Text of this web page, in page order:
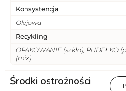
Konsystencja
Olejowa
Recykling
OPAKOWANIE (szkło), PUDEŁKO
(mix)
Środki ostrożności
1)